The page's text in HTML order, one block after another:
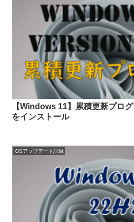
【Windows 11】累積更新プロ
をインストール
OSアップデート記録